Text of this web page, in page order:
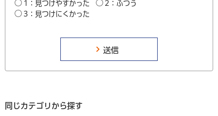
1：見つけやすかった
2：ふつう
3：見つけにくかった
同じカテゴリから探す